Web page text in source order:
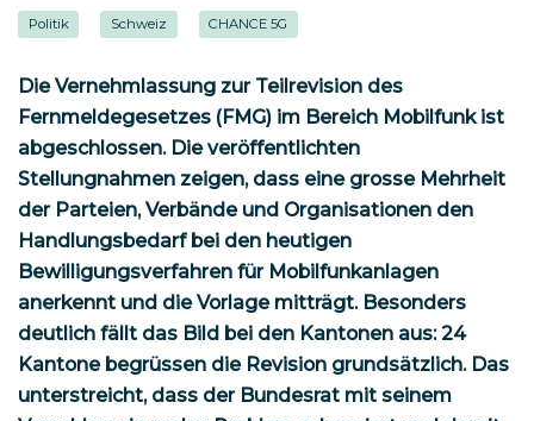
Politik Schweiz CHANCE 5G
Die Vernehmlassung zur Teilrevision des
Fernmeldegesetzes (FMG) im Bereich Mobilfunk ist
abgeschlossen. Die veröffentlichten
Stellungnahmen zeigen, dass eine grosse Mehrheit
der Parteien, Verbände und Organisationen den
Handlungsbedarf bei den heutigen
Bewilligungsverfahren für Mobilfunkanlagen
anerkennt und die Vorlage mitträgt. Besonders
deutlich fällt das Bild bei den Kantonen aus: 24
Kantone begrüssen die Revision grundsätzlich. Das
unterstreicht, dass der Bundesrat mit seinem